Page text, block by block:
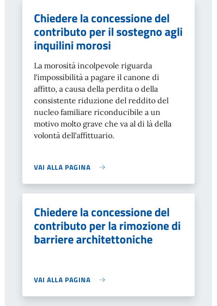
Chiedere la concessione del
contributo per il sostegno agli
inquilini morosi
La morosità incolpevole riguarda
l'impossibilità a pagare il canone di
affitto, a causa della perdita o della
consistente riduzione del reddito del
nucleo familiare riconducibile a un
motivo molto grave che va al di là della
volontà dell'affittuario.
VAI ALLA PAGINA
Chiedere la concessione del
contributo per la rimozione di
barriere architettoniche
VAI ALLA PAGINA